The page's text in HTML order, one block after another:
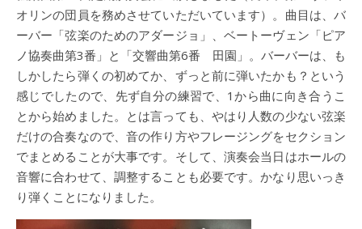
オリンの団員を務めさせていただいています）。曲目は、バ
ーバー「弦楽のためのアダージョ」、ベートーヴェン「ピア
ノ協奏曲第3番」と「交響曲第6番 田園」。バーバーは、も
しかしたら弾くの初めてか、ずっと前に弾いたかも？という
感じでしたので、先ず自分の練習で、1から曲に向き合うこ
とから始めました。とは言っても、やはり人数の少ない弦楽
だけの合奏なので、音の作り方やフレージングをセクション
でまとめることが大事です。そして、演奏会当日はホールの
音響に合わせて、調整することも必要です。かなり思いっき
り弾くことになりました。